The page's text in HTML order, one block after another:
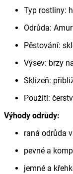
Typ rostliny:
Odrůda: Amur
Pěstování:
Výsev: brzy
Sklizeň:
Použití:
Výhody odrůdy:
raná odrůda
pevné a
jemné a